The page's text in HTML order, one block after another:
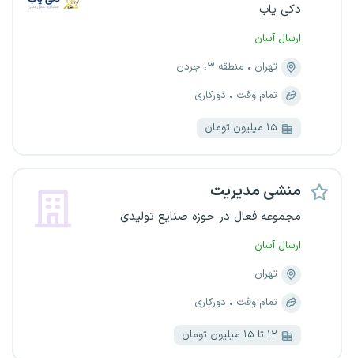
دکی یاب
ارسال آسان
تهران
منطقه ۳، جردن
تمام وقت
دورکاری
۱۵ میلیون تومان
منشی مدیریت
مجموعه فعال در حوزه صنایع تولیدی
ارسال آسان
تهران
تمام وقت
دورکاری
۱۲ تا ۱۵ میلیون تومان